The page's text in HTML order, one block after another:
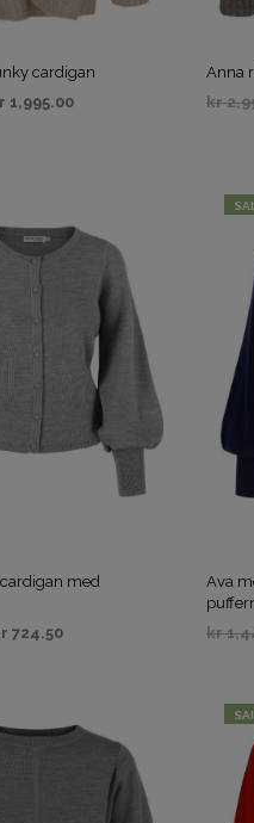
cardigan
1,995.00
Anna
kr
med
724.50
Ava
kr